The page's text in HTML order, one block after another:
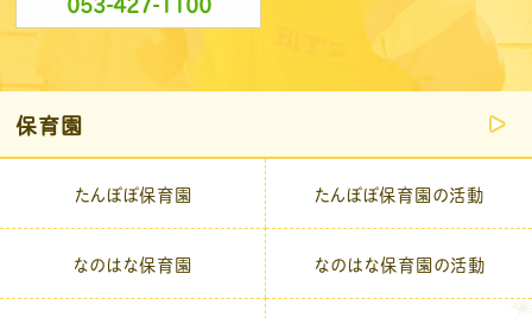
保育園
たんぽぽ保育園 たんぽぽ保育園の活動
なのはな保育園 なのはな保育園の活動